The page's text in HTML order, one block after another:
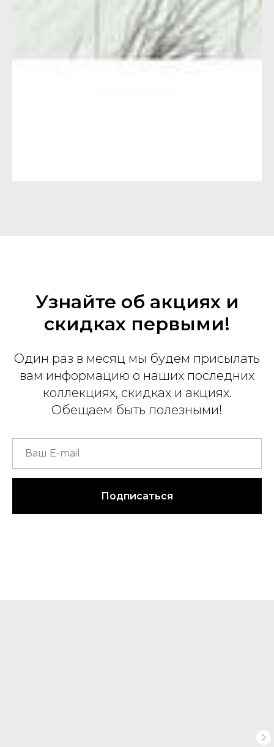
Узнайте об акциях и
скидках первыми!
Один раз в месяц мы будем присылать
вам информацию о наших последних
коллекциях, скидках и акциях.
Обещаем быть полезными!
Подписаться